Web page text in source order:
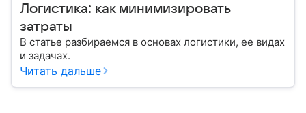
Логистика: как минимизировать
затраты
В статье разбираемся в основах логистики, ее видах
и задачах.
Читать дальше